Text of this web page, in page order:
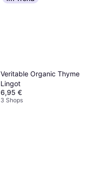
Veritable Organic Thyme
Lingot
6,95 €
3 Shops